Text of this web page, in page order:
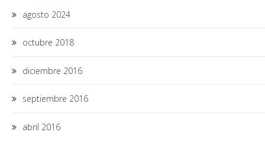
agosto 2024
octubre 2018
diciembre 2016
septiembre 2016
abril 2016